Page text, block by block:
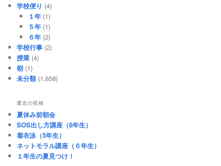
学校便り (4)
１年(1)
５年(1)
６年(2)
学校行事 (2)
授業 (4)
朝 (1)
未分類(1,658)
最近の投稿
夏休み前朝会
SOS出し方講座（6年生）
着衣泳（5年生）
ネットモラル講座（６年生）
１年生の夏見つけ！